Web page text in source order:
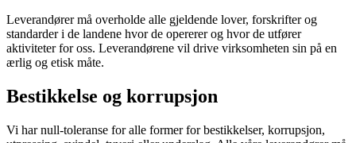
Leverandører må overholde alle gjeldende lover, forskrifter og
standarder i de landene hvor de opererer og hvor de utfører
aktiviteter for oss. Leverandørene vil drive virksomheten sin på en
ærlig og etisk måte.
Bestikkelse og korrupsjon
Vi har null-toleranse for alle former for bestikkelser, korrupsjon,